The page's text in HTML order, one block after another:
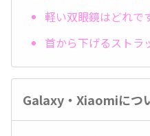
軽い双眼鏡はどれで
首から下げるストラ
Galaxy・Xiaomiにつ